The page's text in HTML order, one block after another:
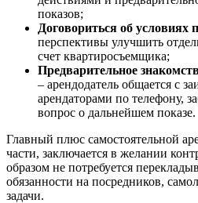
показов;
Договориться об условиях
перспективы улучшить
счет квартиросъемщика;
Предварительное
– арендодатель общается с
арендаторами по телефону,
вопрос о дальнейшем показе.
Главный плюс самостоятельной
части, заключается в желании
образом не потребуется
обязанности на посредников,
задачи.